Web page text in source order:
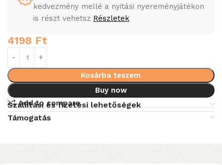
kedvezmény mellé a nyitási nyereményjátékon
is részt vehetsz Részletek
4198 Ft
Kosárba teszem
Buy now
Add to compare
Szállítási és fizetési lehetőségek
Támogatás